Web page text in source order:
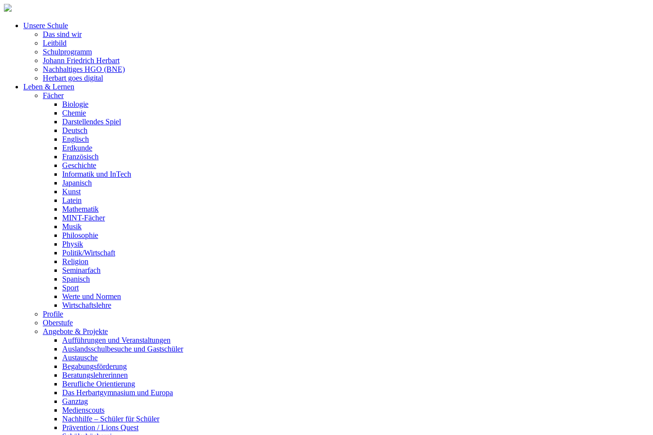
Unsere Schule
Das sind wir
Leitbild
Schulprogramm
Johann Friedrich Herbart
Nachhaltiges HGO (BNE)
Herbart goes digital
Leben & Lernen
Fächer
Biologie
Chemie
Darstellendes Spiel
Deutsch
Englisch
Erdkunde
Französisch
Geschichte
Informatik und InTech
Japanisch
Kunst
Latein
Mathematik
MINT-Fächer
Musik
Philosophie
Physik
Politik/Wirtschaft
Religion
Seminarfach
Spanisch
Sport
Werte und Normen
Wirtschaftslehre
Profile
Oberstufe
Angebote & Projekte
Aufführungen und Veranstaltungen
Auslandsschulbesuche und Gastschüler
Austausche
Begabungsförderung
Beratungslehrerinnen
Berufliche Orientierung
Das Herbartgymnasium und Europa
Ganztag
Medienscouts
Nachhilfe – Schüler für Schüler
Prävention / Lions Quest